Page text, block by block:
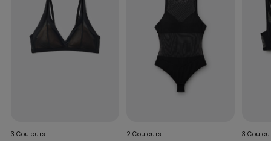
3 Couleurs 2 Couleurs 3